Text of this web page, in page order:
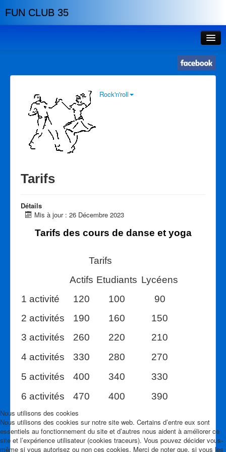
FUN CLUB 35
Planning
Tarifs
Réductions
Histoire
Foire aux questions
Service civique
Connexion
Partenaires
Contact
Rock'n'roll
Tarifs
Détails
Mis à jour : 26 Décembre 2023
Tarifs des cours de danse et yoga
Tarifs
Actifs Etudiants Lycéens
1 activité
120 100
90
2 activités
190 160
150
3 activités
260 220
210
4 activités
330 280
270
5 activités
400 340
330
6 activités
470 400 390
Nous utilisons des cookies
Nous utilisons des cookies sur notre site web. Certains d’entre eux sont
essentiels au fonctionnement du site et d’autres nous aident à améliorer ce
site et l’expérience utilisateur (cookies traceurs). Vous pouvez décider vous-
même si vous autorisez ou non ces cookies. Merci de noter que, si vous les